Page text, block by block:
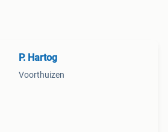
P. Hartog
Voorthuizen